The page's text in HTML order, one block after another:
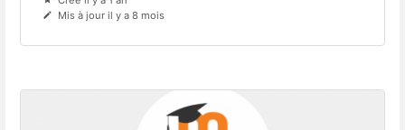
Mis à jour il y a 8 mois